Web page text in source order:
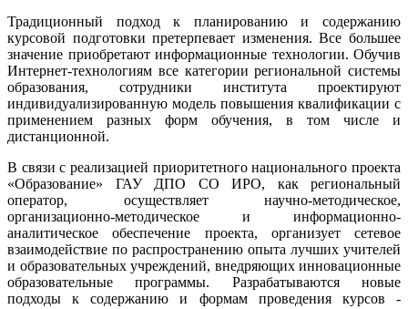
Традиционный подход к планированию и содержанию
курсовой подготовки претерпевает изменения. Все большее
значение приобретают информационные технологии. Обучив
Интернет-технологиям все категории региональной системы
образования, сотрудники института проектируют
индивидуализированную модель повышения квалификации с
применением разных форм обучения, в том числе и
дистанционной.
В связи с реализацией приоритетного национального проекта
«Образование» ГАУ ДПО СО ИРО, как региональный
оператор, осуществляет научно-методическое,
организационно-методическое и информационно-
аналитическое обеспечение проекта, организует сетевое
взаимодействие по распространению опыта лучших учителей
и образовательных учреждений, внедряющих инновационные
образовательные программы. Разрабатываются новые
подходы к содержанию и формам проведения курсов -